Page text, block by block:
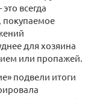
всегда
покупаемое
для хозяина
или пропажей.
подвели итоги